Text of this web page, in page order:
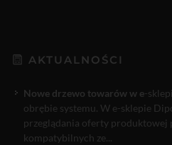
AKTUALNOŚCI
Nowe drzewo towarów w e-
obrębie systemu. W e-sklepie
przeglądania oferty produktowej
kompatybilnych ze...